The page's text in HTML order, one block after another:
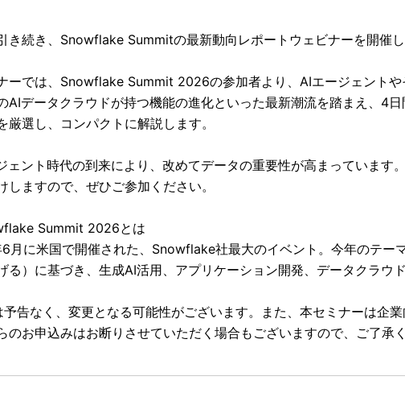
き続き、Snowflake Summitの最新動向レポートウェビナーを開催し
ーでは、Snowflake Summit 2026の参加者より、AIエージェント
AIデータクラウドが持つ機能の進化といった最新潮流を踏まえ、4
厳選し、コンパクトに解説します。
ェント時代の到来により、改めてデータの重要性が高まっています
しますので、ぜひご参加ください。
Summit 2026とは
月に米国で開催された、Snowflake社最大のイベント。今年のテー
る）に基づき、生成AI活用、アプリケーション開発、データクラウ
告なく、変更となる可能性がございます。また、本セミナーは企
のお申込みはお断りさせていただく場合もございますので、ご了承く